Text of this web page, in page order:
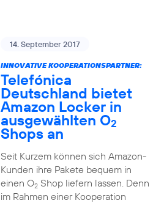
14. September 2017
INNOVATIVE KOOPERATIONSPARTNER:
Telefónica
Deutschland bietet
Amazon Locker in
ausgewählten O2
Shops an
Seit Kurzem können sich Amazon-
Kunden ihre Pakete bequem in
einen O2Shop liefern lassen. Denn
im Rahmen einer Kooperation